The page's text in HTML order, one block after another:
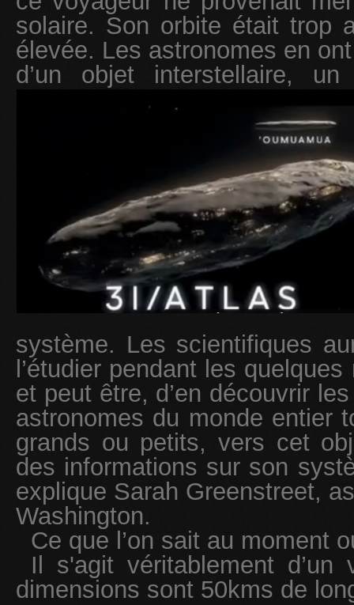
solaire. Son orbite était trop
élevée. Les astronomes en
d’un objet interstellaire, un
système. Les scientifiques
l’étudier pendant les
et peut être, d’en découvrir
astronomes du monde entier
grands ou petits, vers cet
des informations sur son
explique Sarah Greenstreet,
Washington.
Ce que l’on sait au moment
Il s'agit véritablement d’un
dimensions sont 50kms de